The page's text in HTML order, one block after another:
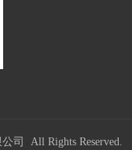
司 All Rights Reserved.